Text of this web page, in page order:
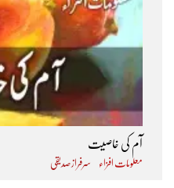
آم کی خاصیت
معلومات افزاء سرفراز صدیقی